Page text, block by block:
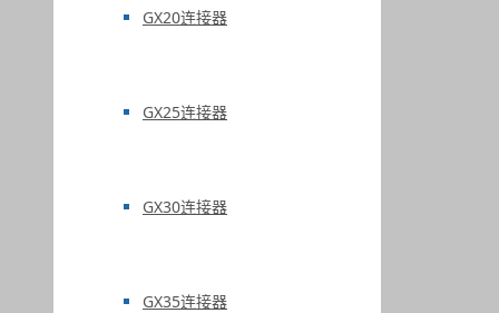
GX20连接器
GX25连接器
GX30连接器
GX35连接器